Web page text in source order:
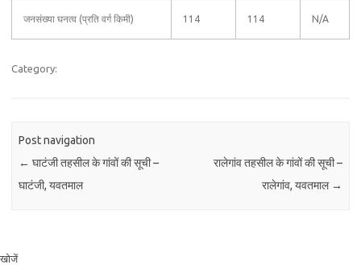
जनसंख्या घनत्व (प्रति वर्ग किमी) 114 114 N/A
Category:
Post navigation
← घाटंजी तहसील के गांवों की सूची –
घाटंजी, यवतमाल
रालेगांव तहसील के गांवों की सूची –
रालेगांव, यवतमाल →
खोजें